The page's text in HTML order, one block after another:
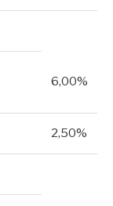
6,00%
2,50%